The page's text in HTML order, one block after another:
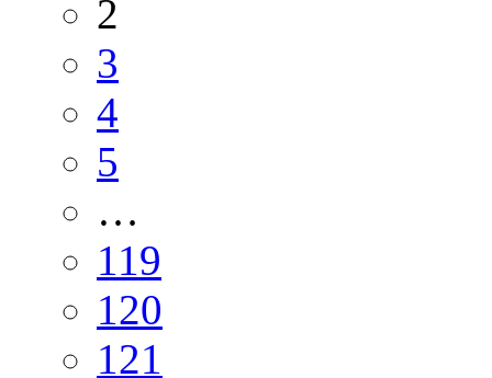
2
3
4
5
…
119
120
121